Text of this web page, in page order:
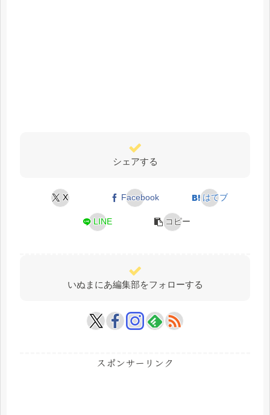
シェアする
X Facebook はてブ
LINE コピー
いぬまにあ編集部をフォローする
スポンサーリンク